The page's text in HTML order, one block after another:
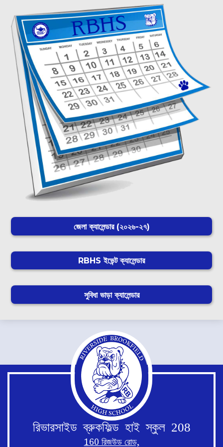
জেলা ক্যালেন্ডার (২০২৬-২৭)
RBHS ইভেন্ট ক্যালেন্ডার
সুবিধা ভাড়া ক্যালেন্ডার
রিভারসাইড ব্রুকফিল্ড হাই স্কুল 208
160 রিজউড রোড,